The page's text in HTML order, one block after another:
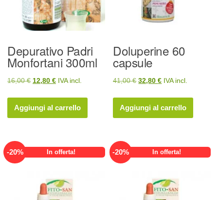
Depurativo Padri
Monfortani 300ml
16,00€ Il
originale
era:
12,80 €Il
attuale
è:
IVA incl.
Aggiungi al carrello
Doluperine 60
capsule
41,00€ Il
originale
era:
32,80€Il
attuale
è:
IVA incl.
Aggiungi al carrello
-20% In offerta! -20% In offerta!